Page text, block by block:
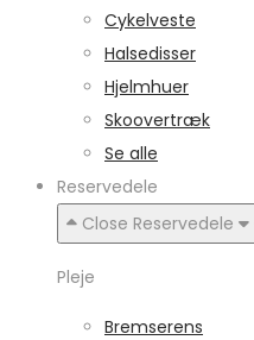
Cykelveste
Halsedisser
Hjelmhuer
Skoovertræk
Se alle
Reservedele
Close Reservedele
Pleje
Bremserens